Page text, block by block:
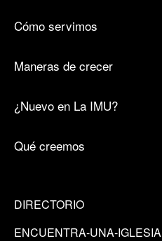
Cómo servimos
Maneras de crecer
¿Nuevo en La IMU?
Qué creemos
DIRECTORIO
ENCUENTRA-UNA-IGLESIA